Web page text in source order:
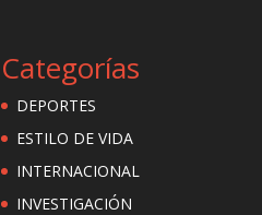
Categorías
DEPORTES
ESTILO DE VIDA
INTERNACIONAL
INVESTIGACIÓN